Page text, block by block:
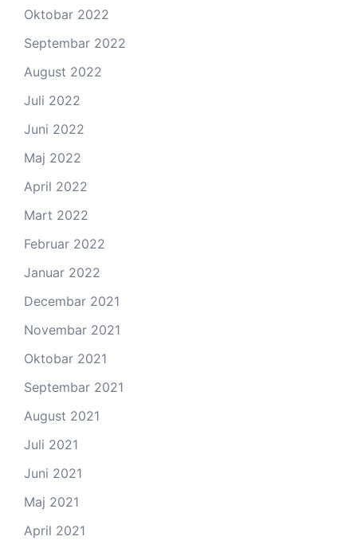
Oktobar 2022
Septembar 2022
August 2022
Juli 2022
Juni 2022
Maj 2022
April 2022
Mart 2022
Februar 2022
Januar 2022
Decembar 2021
Novembar 2021
Oktobar 2021
Septembar 2021
August 2021
Juli 2021
Juni 2021
Maj 2021
April 2021